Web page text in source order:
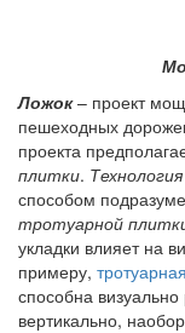
Ложок– проект
пешеходных
проекта
плитки.
способом
тротуарной
укладки влияет на
примеру,
способна
вертикально,